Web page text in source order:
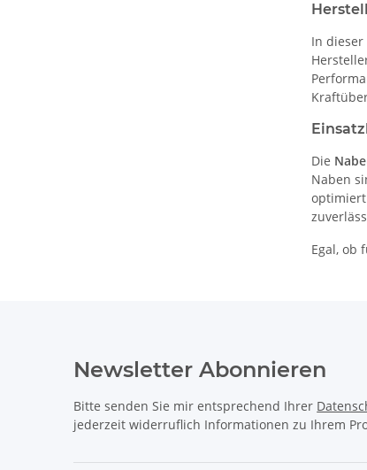
In
Die
Naben
Egal, ob
Newsletter Abonnieren
Bitte senden Sie mir entsprechend Ihrer
jederzeit widerruflich Informationen zu Ihrem